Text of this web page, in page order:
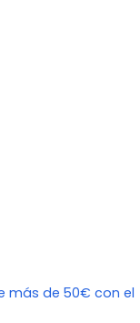
más de 50€ con el